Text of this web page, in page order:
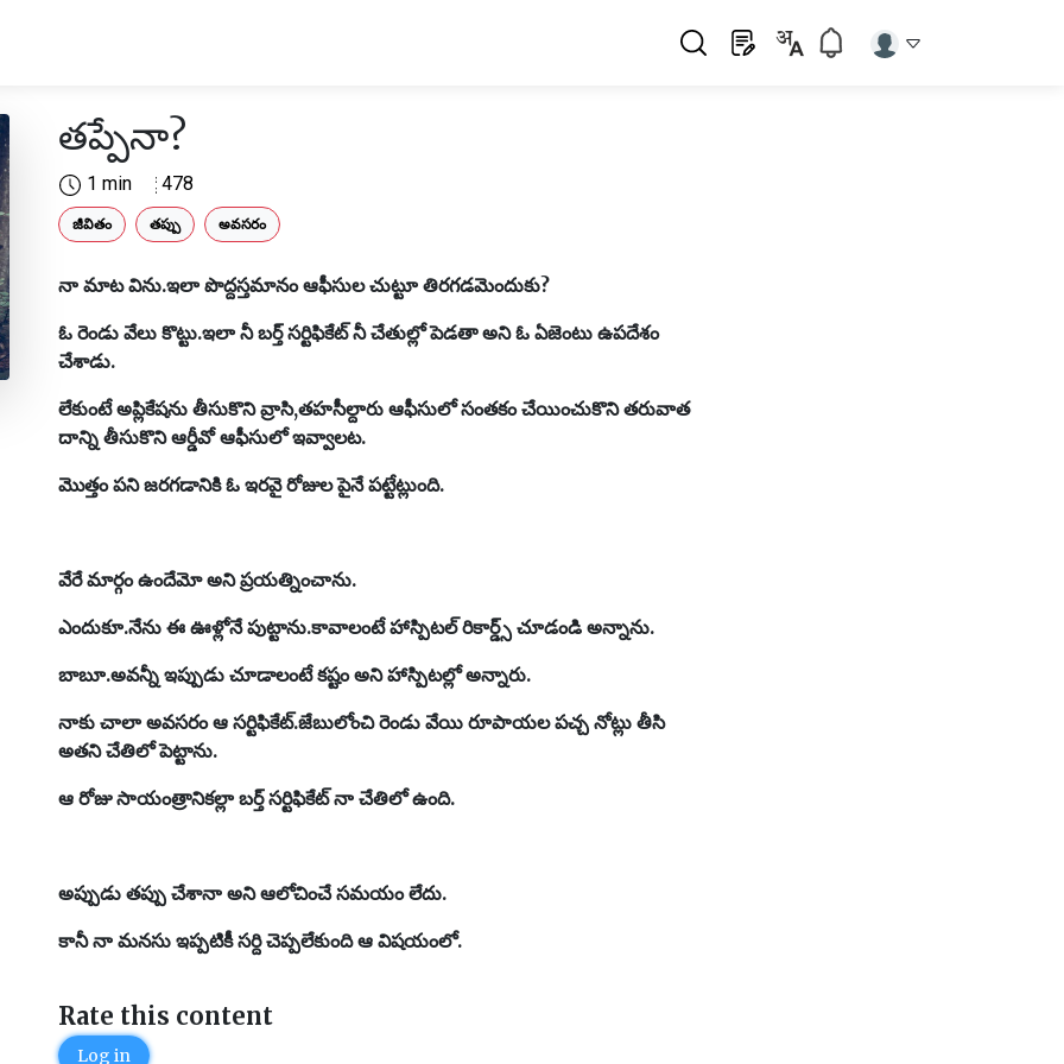
తప్పేనా?
1 min 478
జీవితం తప్పు అవసరం
నా మాట విను.ఇలా పొద్దస్తమానం ఆఫీసుల చుట్టూ తిరగడమెందుకు?
ఓ రెండు వేలు కొట్టు.ఇలా నీ బర్త్ సర్టిఫికేట్ నీ చేతుల్లో పెడతా అని ఓ ఏజెంటు ఉపదేశం
చేశాడు.
లేకుంటే అప్లికేషను తీసుకొని వ్రాసి,తహసీల్దారు ఆఫీసులో సంతకం చేయించుకొని తరువాత
దాన్ని తీసుకొని ఆర్డీవో ఆఫీసులో ఇవ్వాలట.
మొత్తం పని జరగడానికి ఓ ఇరవై రోజుల పైనే పట్టేట్లుంది.
వేరే మార్గం ఉందేమో అని ప్రయత్నించాను.
ఎందుకూ.నేను ఈ ఊళ్లోనే పుట్టాను.కావాలంటే హాస్పిటల్ రికార్డ్స్ చూడండి అన్నాను.
బాబూ.అవన్నీ ఇప్పుడు చూడాలంటే కష్టం అని హాస్పిటల్లో అన్నారు.
నాకు చాలా అవసరం ఆ సర్టిఫికేట్.జేబులోంచి రెండు వేయి రూపాయల పచ్చ నోట్లు తీసి
అతని చేతిలో పెట్టాను.
ఆ రోజు సాయంత్రానికల్లా బర్త్ సర్టిఫికేట్ నా చేతిలో ఉంది.
అప్పుడు తప్పు చేశానా అని ఆలోచించే సమయం లేదు.
కానీ నా మనసు ఇప్పటికీ సర్ది చెప్పలేకుంది ఆ విషయంలో.
Rate this content
Log in